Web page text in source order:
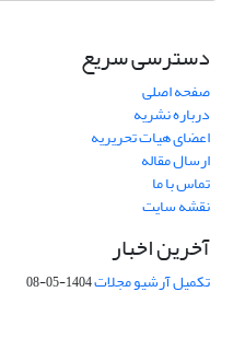
دسترسی سریع
صفحه اصلی
درباره نشریه
اعضای هیات تحریریه
ارسال مقاله
تماس با ما
نقشه سایت
آخرین اخبار
تکمیل آرشیو مجلات1404-05-08